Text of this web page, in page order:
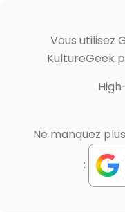
Vous utilisez
KultureGeek
Ne manquez
: